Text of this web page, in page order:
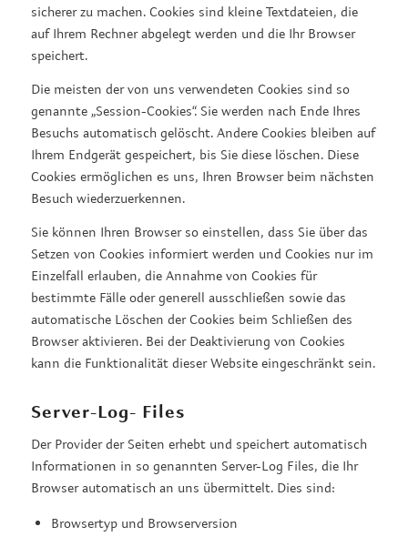
sicherer zu machen. Cookies sind kleine Textdateien, die
auf Ihrem Rechner abgelegt werden und die Ihr Browser
speichert.
Die meisten der von uns verwendeten Cookies sind so
genannte „Session-Cookies“. Sie werden nach Ende Ihres
Besuchs automatisch gelöscht. Andere Cookies bleiben auf
Ihrem Endgerät gespeichert, bis Sie diese löschen. Diese
Cookies ermöglichen es uns, Ihren Browser beim nächsten
Besuch wiederzuerkennen.
Sie können Ihren Browser so einstellen, dass Sie über das
Setzen von Cookies informiert werden und Cookies nur im
Einzelfall erlauben, die Annahme von Cookies für
bestimmte Fälle oder generell ausschließen sowie das
automatische Löschen der Cookies beim Schließen des
Browser aktivieren. Bei der Deaktivierung von Cookies
kann die Funktionalität dieser Website eingeschränkt sein.
Server-Log- Files
Der Provider der Seiten erhebt und speichert automatisch
Informationen in so genannten Server-Log Files, die Ihr
Browser automatisch an uns übermittelt. Dies sind:
Browsertyp und Browserversion